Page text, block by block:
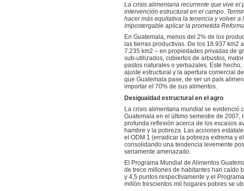
La crisis alimentaria recurrente que vive
intervención estructural en el campo.
hacer más equitativa la tenencia y volver
impostergable aplicar la prometida
En Guatemala, menos del 2% de los
las tierras productivas. De los 18.937 km2
7.235 km2 – en propiedades privadas de
sub-utilizados, cubiertos de arbustos,
pastos naturales o yerbazales. Este
ajuste estructural y la apertura comercial
que Guatemala pase, de ser un país
importar el 70% de sus alimentos.
Desigualdad estructural en el agro
La crisis alimentaria mundial se evidenció
Guatemala en el último semestre de 2007,
profunda reflexión acerca de los escasos
hambre y la pobreza. Las acciones
el ODM 1 (erradicar la pobreza extrema y
consolidando una tendencia levemente
seriamente amenazado.
El Programa Mundial de Alimentos
de trece millones de habitantes han caído
y 4,5 puntos respectivamente y el
millón trescientos mil hogares pobres se